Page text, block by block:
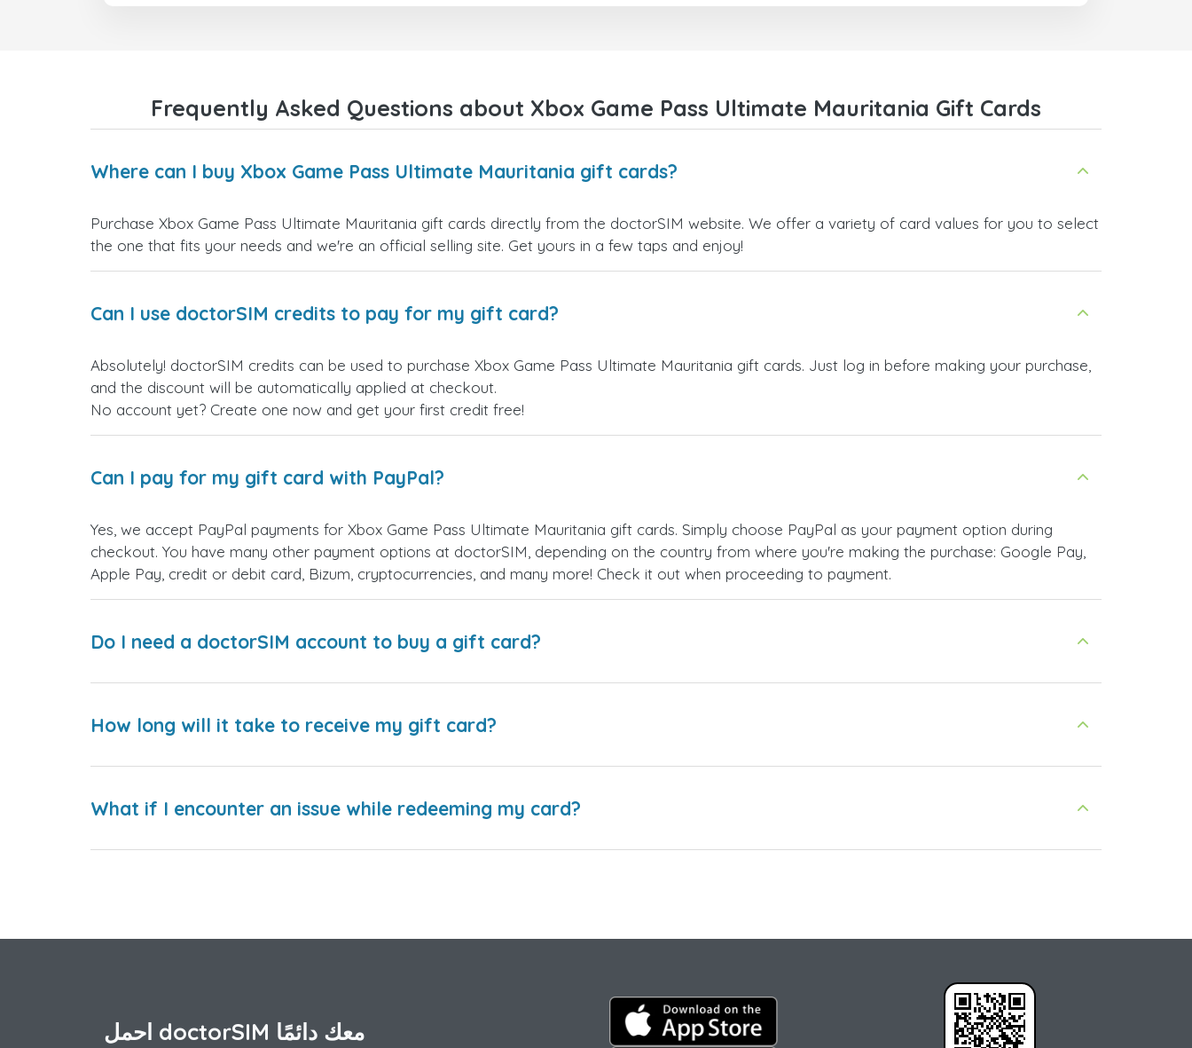
Frequently Asked Questions about Xbox Game Pass Ultimate Mauritania Gift Cards
Where can I buy Xbox Game Pass Ultimate Mauritania gift cards?
Purchase Xbox Game Pass Ultimate Mauritania gift cards directly from the doctorSIM website. We offer a variety of card values for you to select
the one that fits your needs and we're an official selling site. Get yours in a few taps and enjoy!
Can I use doctorSIM credits to pay for my gift card?
Absolutely! doctorSIM credits can be used to purchase Xbox Game Pass Ultimate Mauritania gift cards. Just log in before making your purchase,
and the discount will be automatically applied at checkout.
No account yet? Create one now and get your first credit free!
Can I pay for my gift card with PayPal?
Yes, we accept PayPal payments for Xbox Game Pass Ultimate Mauritania gift cards. Simply choose PayPal as your payment option during
checkout. You have many other payment options at doctorSIM, depending on the country from where you're making the purchase: Google Pay,
Apple Pay, credit or debit card, Bizum, cryptocurrencies, and many more! Check it out when proceeding to payment.
Do I need a doctorSIM account to buy a gift card?
How long will it take to receive my gift card?
What if I encounter an issue while redeeming my card?
احمل doctorSIM معك دائمًا